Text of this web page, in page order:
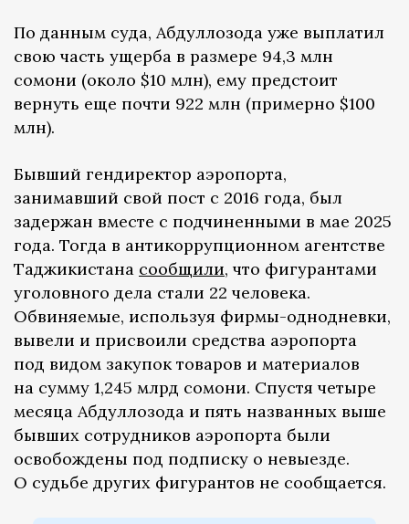
По данным суда, Абдуллозода уже выплатил
свою часть ущерба в размере 94,3 млн
сомони (около $10 млн), ему предстоит
вернуть еще почти 922 млн (примерно $100
млн).
Бывший гендиректор аэропорта,
занимавший свой пост с 2016 года, был
задержан вместе с подчиненными в мае 2025
года. Тогда в антикоррупционном агентстве
Таджикистана сообщили, что фигурантами
уголовного дела стали 22 человека.
Обвиняемые, используя фирмы-однодневки,
вывели и присвоили средства аэропорта
под видом закупок товаров и материалов
на сумму 1,245 млрд сомони. Спустя четыре
месяца Абдуллозода и пять названных выше
бывших сотрудников аэропорта были
освобождены под подписку о невыезде.
О судьбе других фигурантов не сообщается.